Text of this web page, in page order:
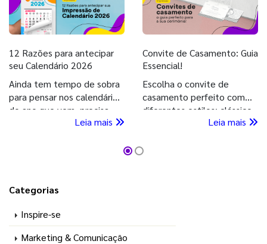
12 Razões para antecipar
seu Calendário 2026
Ainda tem tempo de sobra
para pensar nos calendários
do ano que vem, precisa
entender a vantagem de
Leia mais
Convite de Casamento: Guia
Essencial!
Escolha o convite de
casamento perfeito com
diferentes estilos: clássico,
moderno, romântico e mais.
mais especial com nossa
Leia mais
Categorias
Inspire-se
Marketing & Comunicação